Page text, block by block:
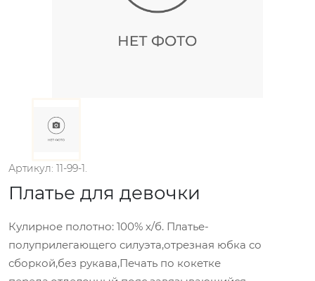
Артикул: 11-99-1.
Платье для девочки
Кулирное полотно: 100% х/б. Платье-
полуприлегающего силуэта,отрезная юбка со
сборкой,без рукава,Печать по кокетке